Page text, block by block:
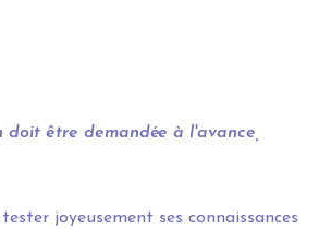
être demandée à l'avance,
joyeusement ses connaissances